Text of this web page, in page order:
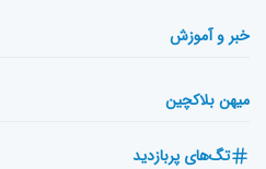
خبر و آموزش
میهن بلاکچین
تگ‌های پربازدید